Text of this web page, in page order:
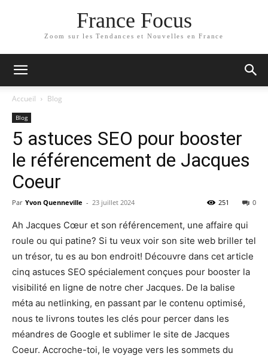
France Focus
Zoom sur les Tendances et Nouvelles en France
Accueil Blog
Blog
5 astuces SEO pour booster
le référencement de Jacques
Coeur
Par Yvon Quenneville - 23 juillet 2024 0
251
Ah Jacques Cœur et son référencement, une affaire qui
roule ou qui patine? Si tu veux voir son site web briller tel
un trésor, tu es au bon endroit! Découvre dans cet article
cinq astuces SEO spécialement conçues pour booster la
visibilité en ligne de notre cher Jacques. De la balise
méta au netlinking, en passant par le contenu optimisé,
nous te livrons toutes les clés pour percer dans les
méandres de Google et sublimer le site de Jacques
Coeur. Accroche-toi, le voyage vers les sommets du